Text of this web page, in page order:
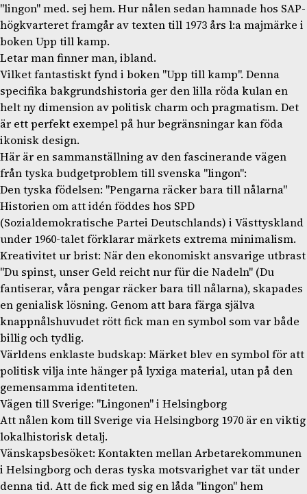
"lingon" med. sej hem. Hur nålen sedan hamnade hos SAP-
högkvarteret framgår av texten till 1973 års l:a majmärke i
boken Upp till kamp.
Letar man finner man, ibland.
Vilket fantastiskt fynd i boken "Upp till kamp". Denna
specifika bakgrundshistoria ger den lilla röda kulan en
helt ny dimension av politisk charm och pragmatism. Det
är ett perfekt exempel på hur begränsningar kan föda
ikonisk design.
Här är en sammanställning av den fascinerande vägen
från tyska budgetproblem till svenska "lingon":
Den tyska födelsen: "Pengarna räcker bara till nålarna"
Historien om att idén föddes hos SPD
(Sozialdemokratische Partei Deutschlands) i Västtyskland
under 1960-talet förklarar märkets extrema minimalism.
Kreativitet ur brist: När den ekonomiskt ansvarige utbrast
"Du spinst, unser Geld reicht nur für die Nadeln" (Du
fantiserar, våra pengar räcker bara till nålarna), skapades
en genialisk lösning. Genom att bara färga själva
knappnålshuvudet rött fick man en symbol som var både
billig och tydlig.
Världens enklaste budskap: Märket blev en symbol för att
politisk vilja inte hänger på lyxiga material, utan på den
gemensamma identiteten.
Vägen till Sverige: "Lingonen" i Helsingborg
Att nålen kom till Sverige via Helsingborg 1970 är en viktig
lokalhistorisk detalj.
Vänskapsbesöket: Kontakten mellan Arbetarekommunen
i Helsingborg och deras tyska motsvarighet var tät under
denna tid. Att de fick med sig en låda "lingon" hem